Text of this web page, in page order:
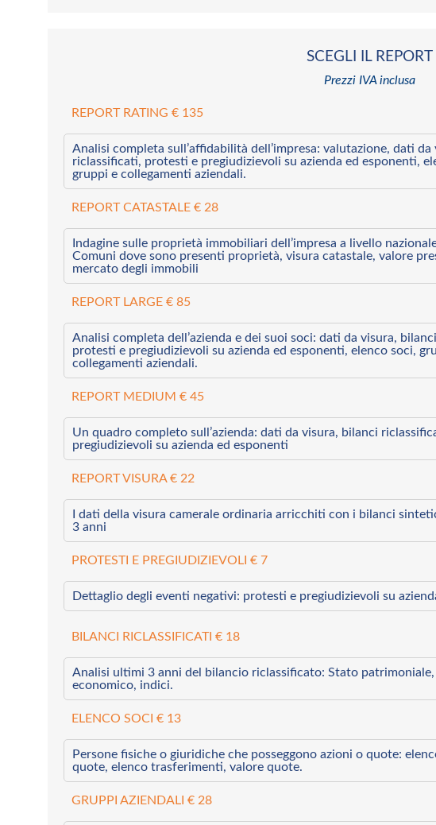
SCEGLI IL REPORT
Prezzi IVA inclusa
REPORT RATING € 135
Analisi completa sull’affidabilità dell’impresa: valutazione, dati da
riclassificati, protesti e pregiudizievoli su azienda ed esponenti,
gruppi e collegamenti aziendali.
REPORT CATASTALE € 28
Indagine sulle proprietà immobiliari dell’impresa a livello
Comuni dove sono presenti proprietà, visura catastale, valore
mercato degli immobili
REPORT LARGE € 85
Analisi completa dell’azienda e dei suoi soci: dati da visura,
protesti e pregiudizievoli su azienda ed esponenti, elenco soci,
collegamenti aziendali.
REPORT MEDIUM € 45
Un quadro completo sull’azienda: dati da visura, bilanci
pregiudizievoli su azienda ed esponenti
REPORT VISURA € 22
I dati della visura camerale ordinaria arricchiti con i bilanci
3 anni
PROTESTI E PREGIUDIZIEVOLI € 7
Dettaglio degli eventi negativi: protesti e pregiudizievoli su
BILANCI RICLASSIFICATI € 18
Analisi ultimi 3 anni del bilancio riclassificato: Stato
economico, indici.
ELENCO SOCI € 13
Persone fisiche o giuridiche che posseggono azioni o quote:
quote, elenco trasferimenti, valore quote.
GRUPPI AZIENDALI € 28